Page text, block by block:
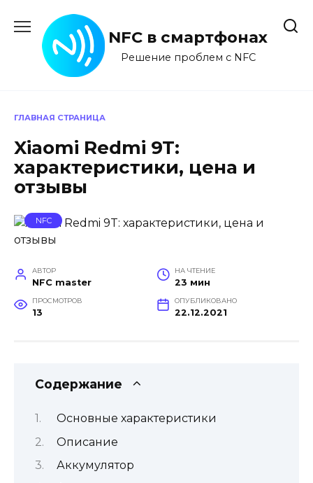
содержанию
NFC в смартфонах
Решение проблем с NFC
ГЛАВНАЯ СТРАНИЦА
Xiaomi Redmi 9T:
характеристики, цена и
отзывы
NFC
АВТОР
NFC master
НА ЧТЕНИЕ
23 мин
ПРОСМОТРОВ
13
ОПУБЛИКОВАНО
22.12.2021
Содержание
Основные характеристики
Описание
Аккумулятор